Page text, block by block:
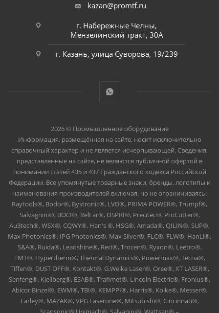
kazan@promtf.ru
г. Набережные Челны,
Мензелинский тракт, 30А
г. Казань, улица Суворова, 19/239
2026 © Промышленное оборудование
Информация, размещённая на сайте, носит исключительно
справочный характер и не является исчерпывающей. Сведения,
представленные на сайте, не являются публичной офертой в
понимании статей 435 и 437 Гражданского кодекса Российской
Федерации. Все упомянутые товарные знаки, бренды, логотипы и
наименования производителей включая, но не ограничиваясь:
Raytools®, Bodor®, Bystronic®, LVD®, PRIMA POWER®, Trumpf®,
Salvagnini®, BOCI®, RelFar®, OSPRI®, Precitec®, ProCutter®,
Au3tech®, WSX®, CQWY®, Han's ®, HSG®, Amada®, QILIN®, SUP®,
Max Photonics®, IPG Photonics®, Max Silver®, FLC®, FLW®, HanLi®,
S&A®, Ruida®, Leadshine®, Reci®, Trocen®, Ryxon®, Leetro®,
TMT®, Hypertherm®, Thermal Dynamics®, Powermax®, Tecna®,
Tiffen®, DUST OFF®, Kontakt®, G.Weike Laser®, Oree®, XT LASER®,
Senfeng®, Kjellberg®, ESAB®, Trafimet®, Lincoln Electric®, Fronius®,
Abicor Binzel®, EWM®, TBI®, KEMPPI®, Harris®, Koike®, Messer®,
Farley®, MAZAK®, VPG Laserone®, Mitsubishi®, Cincinnati®,